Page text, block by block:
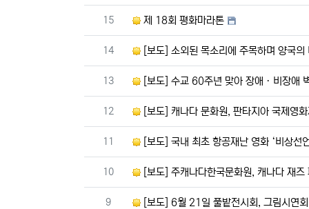
번호
15 제 18회 평화마라톤
번호
14 [보도] 소외된 목소리에 주목하며 양국의
번호
13 [보도] 수교 60주년 맞아 장애ㆍ비장애 벽을
번호
12 [보도] 캐나다 문화원, 판타지아 국제영
번호
11 [보도] 국내 최초 항공재난 영화 ‘비상선
번호
10 [보도] 주캐나다한국문화원, 캐나다 재즈 페스티벌
번호
9 [보도] 6월 21일 풀밭전시회, 그림시연